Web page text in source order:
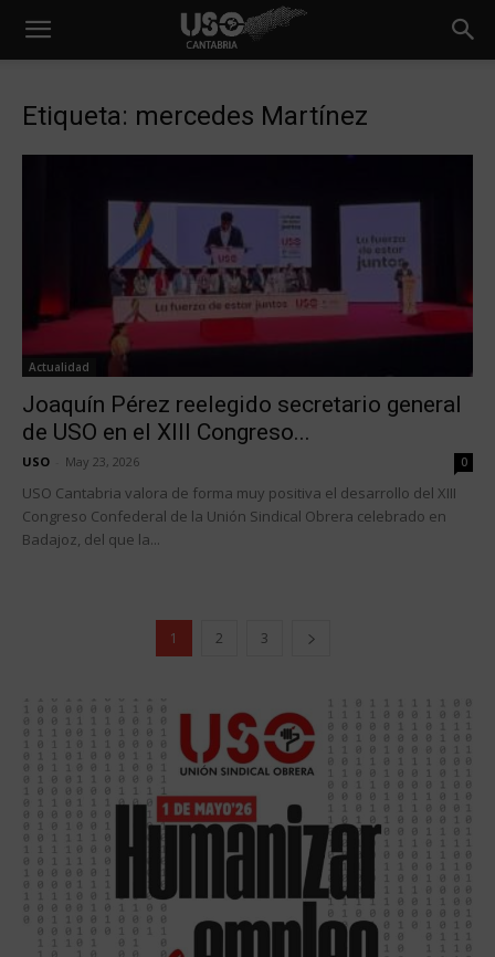
Etiqueta: mercedes Martínez
Actualidad
Joaquín Pérez reelegido secretario general
de USO en el XIII Congreso...
USO May 23, 2026 0
USO Cantabria valora de forma muy positiva el desarrollo del XIII
Congreso Confederal de la Unión Sindical Obrera celebrado en
Badajoz, del que la...
1 2 3